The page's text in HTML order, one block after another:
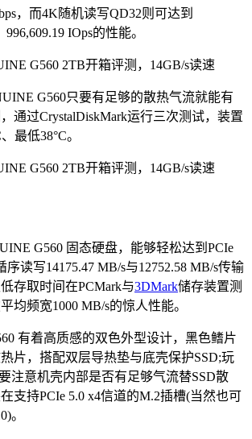
，而4K随机读写QD32则可达到
996,609.19 IOps的性能。
G560只要有足够的散热气流就能有
通过CrystalDiskMark运行三次测试，装置
最低38°C。
G560 固态硬盘，能够轻松达到PCIe
序读写14175.47 MB/s与12752.58 MB/s传输
存取时间在PCMark与3DMark储存装置测
均频宽1000 MB/s的惊人性能。
有着高质感的双色外型设计，黑色鳍片
片，搭配双层导热垫与底壳保护SSD;玩
注意机壳内部是否有足够气流替SSD散
支持PCIe 5.0 x4信道的M.2插槽(当然也可
。